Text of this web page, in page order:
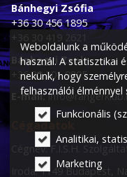
Bánhegyi Zsófia
+36 30 456 1895
+36 30 419 2621
Bánhegyi Zsolt
+36 30 201 9895
E-mail:
Cégadatok
Cégnév: F.I.S.H.
Iroda: 1149 Budapest,
Weboldalunk a
használ. A statisztikai
nekünk, hogy
felhasználói élménnyel
Funkcionális
Analitikai,
Marketing